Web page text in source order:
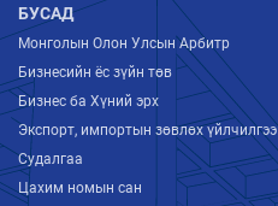
БУСАД
Монголын Олон Улсын Арбитр
Бизнесийн ёс зүйн төв
Бизнес ба Хүний эрх
Экспорт, импортын зөвлөх үйлчилгээ
Судалгаа
Цахим номын сан